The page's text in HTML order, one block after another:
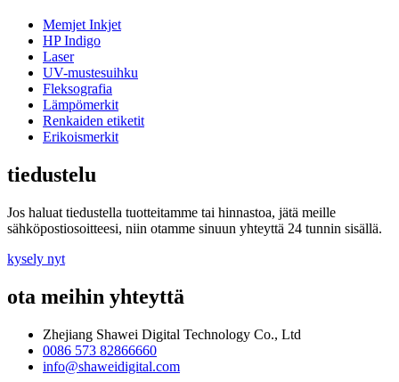
Memjet Inkjet
HP Indigo
Laser
UV-mustesuihku
Fleksografia
Lämpömerkit
Renkaiden etiketit
Erikoismerkit
tiedustelu
Jos haluat tiedustella tuotteitamme tai hinnastoa, jätä meille
sähköpostiosoitteesi, niin otamme sinuun yhteyttä 24 tunnin sisällä.
kysely nyt
ota meihin yhteyttä
Zhejiang Shawei Digital Technology Co., Ltd
0086 573 82866660
info@shaweidigital.com